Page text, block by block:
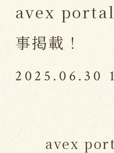
avex portal
事掲載！
2025.06.30
avex